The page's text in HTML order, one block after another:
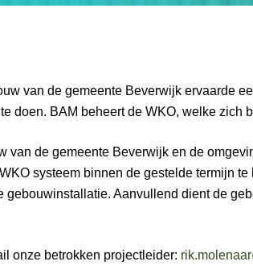
van de gemeente Beverwijk ervaarde
doen. BAM beheert de WKO, welke zich
van de gemeente Beverwijk en de
systeem binnen de gestelde termijn
gebouwinstallatie. Aanvullend dient de
onze betrokken projectleider: